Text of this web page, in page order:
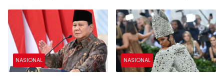
NASIONAL NASIONAL